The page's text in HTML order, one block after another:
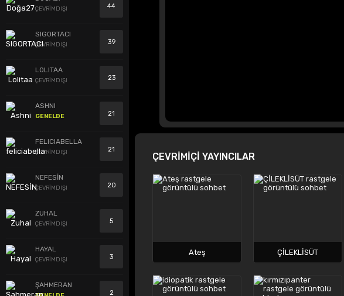
ÇEVRİMDIŞI 44
SIGORTACI
ÇEVRİMDIŞI 39
LOLITAA
ÇEVRİMDIŞI 23
ASHNI
GENELDE 21
FELICIABELLA
ÇEVRİMDIŞI 21
NEFESİN
ÇEVRİMDIŞI 20
ZUHAL
ÇEVRİMDIŞI 5
HAYAL
ÇEVRİMDIŞI 3
ŞAHMERAN
2
ÇEVRİMİÇİ YAYINCILAR
Ateş ÇİLEKLİSÜT